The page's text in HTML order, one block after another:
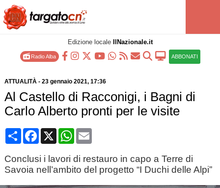
Edizione locale IlNazionale.it
Radio Alba ABBONATI
ATTUALITÀ- 23 gennaio 2021, 17:36
Al Castello di Racconigi, i Bagni di
Carlo Alberto pronti per le visite
CondividiFacebook
X WhatsApp
Email
Conclusi i lavori di restauro in capo a Terre di
Savoia nell’ambito del progetto “I Duchi delle Alpi”